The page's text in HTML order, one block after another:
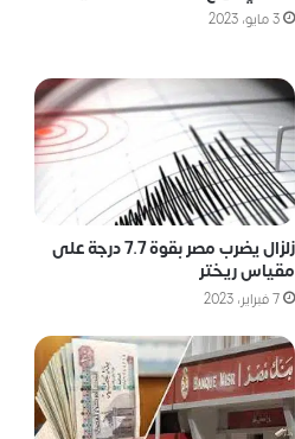
3 مايو، 2023
زلزال يضرب مصر بقوة 7.7 درجة على
مقياس ريختر
7 فبراير، 2023